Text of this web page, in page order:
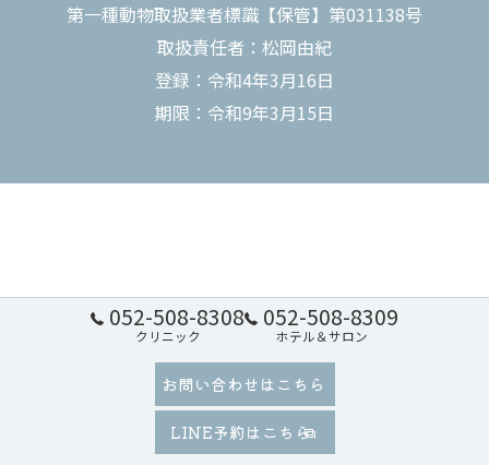
第一種動物取扱業者標識【保管】第031138号
取扱責任者：松岡由紀
登録：令和4年3月16日
期限：令和9年3月15日
052-508-8308
クリニック
052-508-8309
ホテル＆サロン
お問い合わせはこちら
LINE予約はこちら